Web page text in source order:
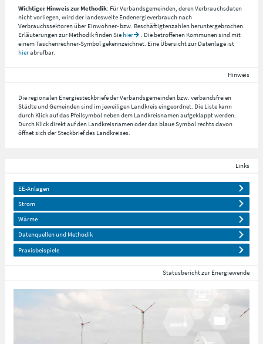
Wichtiger Hinweis zur Methodik: Für Verbandsgemeinden, deren Verbrauchsdaten
nicht vorliegen, wird der landesweite Endenergieverbrauch nach
Verbrauchssektoren über Einwohner- bzw. Beschäftigtenzahlen heruntergebrochen.
Erläuterungen zur Methodik finden Siehier
. Die betroffenen Kommunen sind mit
einem Taschenrechner-Symbol gekennzeichnet. Eine Übersicht zur Datenlage ist
hierabrufbar.
Hinweis
Die regionalen Energiesteckbriefe der Verbandsgemeinden bzw. verbandsfreien
Städte und Gemeinden sind im jeweiligen Landkreis eingeordnet. Die Liste kann
durch Klick auf das Pfeilsymbol neben dem Landkreisnamen aufgeklappt werden.
Durch Klick direkt auf den Landkreisnamen oder das blaue Symbol rechts davon
öffnet sich der Steckbrief des Landkreises.
Links
EE-Anlagen
Strom
Wärme
Datenquellen und Methodik
Praxisbeispiele
Statusbericht zur Energiewende